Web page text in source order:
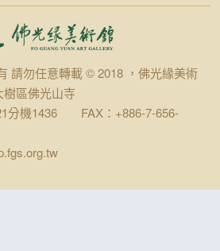
請勿任意轉載 © 2018 ，佛光緣美術
樹區佛光山寺
分機1436 FAX：+886-7-656-